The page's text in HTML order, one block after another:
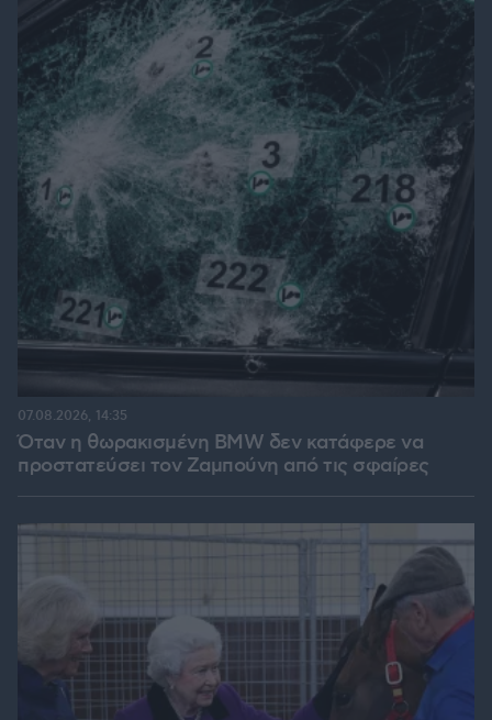
Όταν η θωρακισμένη BMW δεν κατάφερε να
προστατεύσει τον Ζαμπούνη από τις σφαίρες
07.08.2026, 14:35